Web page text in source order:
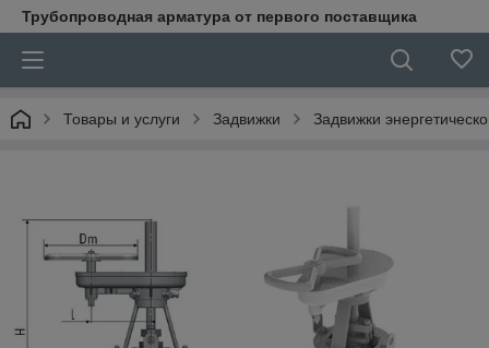
Трубопроводная арматура от первого поставщика
Товары и услуги Задвижки Задвижки